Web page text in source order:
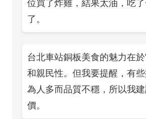
位買了炸雞，結果太油，吃
了。
台北車站銅板美食的魅力在
和親民性。但我要提醒，有
為人多而品質不穩，所以我
價。